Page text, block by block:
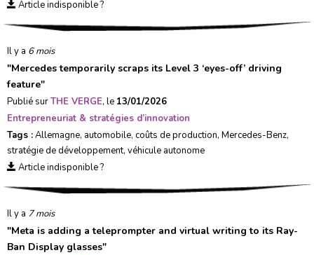
Article indisponible ?
Il y a 6 mois
"Mercedes temporarily scraps its Level 3 ‘eyes-off’ driving
feature"
Publié surTHE VERGE, le 13/01/2026
Entrepreneuriat & stratégies d’innovation
Tags :Allemagne, automobile, coûts de production, Mercedes-Benz,
stratégie de développement, véhicule autonome
Article indisponible ?
Il y a 7 mois
"Meta is adding a teleprompter and virtual writing to its Ray-
Ban Display glasses"